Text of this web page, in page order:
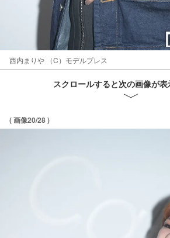
西内まりや （C）モデルプレス
スクロールすると次の画像が
( 画像20/28 )